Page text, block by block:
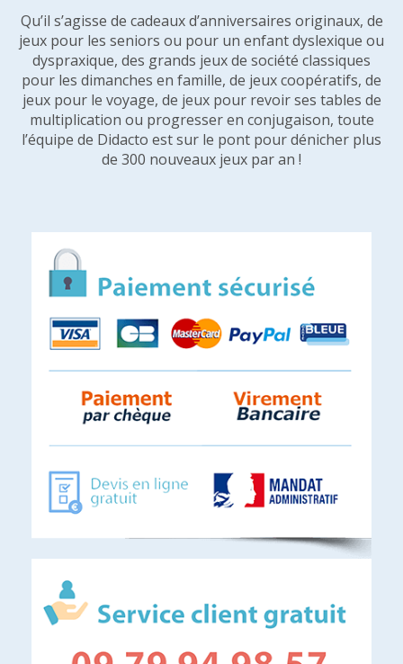
Qu’il s’agisse de cadeaux d’anniversaires originaux, de
jeux pour les seniors ou pour un enfant dyslexique ou
dyspraxique, des grands jeux de société classiques
pour les dimanches en famille, de jeux coopératifs, de
jeux pour le voyage, de jeux pour revoir ses tables de
multiplication ou progresser en conjugaison, toute
l’équipe de Didacto est sur le pont pour dénicher plus
de 300 nouveaux jeux par an !